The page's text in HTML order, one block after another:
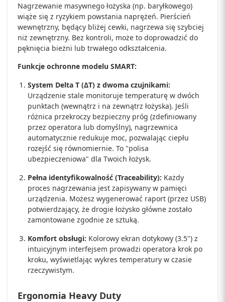
Nagrzewanie masywnego łożyska (np. baryłkowego)
wiąże się z ryzykiem powstania naprężeń. Pierścień
wewnętrzny, będący bliżej cewki, nagrzewa się szybciej
niż zewnętrzny. Bez kontroli, może to doprowadzić do
pęknięcia bieżni lub trwałego odkształcenia.
Funkcje ochronne modelu SMART:
System Delta T (ΔT) z dwoma czujnikami:
Urządzenie stale monitoruje temperaturę w dwóch
punktach (wewnątrz i na zewnątrz łożyska). Jeśli
różnica przekroczy bezpieczny próg (zdefiniowany
przez operatora lub domyślny), nagrzewnica
automatycznie redukuje moc, pozwalając ciepłu
rozejść się równomiernie. To "polisa
ubezpieczeniowa" dla Twoich łożysk.
Pełna identyfikowalność (Traceability): Każdy
proces nagrzewania jest zapisywany w pamięci
urządzenia. Możesz wygenerować raport (przez USB)
potwierdzający, że drogie łożysko główne zostało
zamontowane zgodnie ze sztuką.
Komfort obsługi: Kolorowy ekran dotykowy (3.5") z
intuicyjnym interfejsem prowadzi operatora krok po
kroku, wyświetlając wykres temperatury w czasie
rzeczywistym.
Ergonomia Heavy Duty